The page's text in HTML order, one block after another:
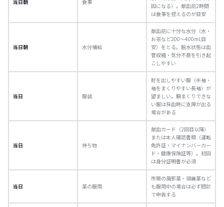
当日朝 食事
因になる）。献血前2時間
は食事を控えるのが目安
当日朝 水分補給
献血前に十分な水分（水・
お茶など200〜400mL目
安）をとる。脱水状態は血
管収縮・気分不良を引き起
こしやすい
当日 服装
肘を出しやすい服（半袖・
袖をまくりやすい長袖）が
望ましい。腕まくりできな
い服は採血時に支障が出る
場合がある
当日 持ち物
献血カード（2回目以降）
または本人確認書類（運転
免許証・マイナンバーカー
ド・健康保険証等）。初回
は身分証明書が必須
当日 薬の服用
市販の風邪薬・頭痛薬など
も服用中の場合は必ず問診
で申告する